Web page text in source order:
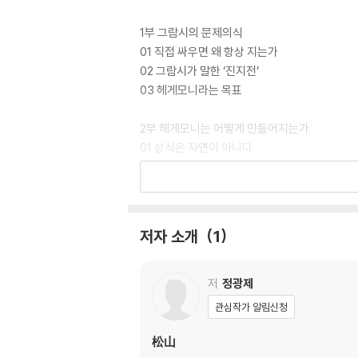
1부 그람시의 문제의식
01 직접 싸우면 왜 항상 지는가
02 그람시가 말한 ‘진지전’
03 헤게모니라는 목표
2부 헤게모니는 어떻게 만들어지는가
01 상식은 자연이 아니다
02 문화는 제도보다 강하다
01 지식인 진지
4부 진지를 연결하는 네트워크
01 지식은 혼자 작동하지 않는다
저자 소개 1
저 정광제
관심작가 알림신청
松山